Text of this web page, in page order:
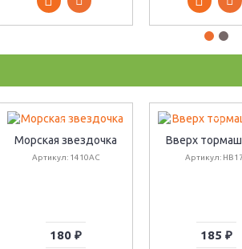
Морская звездочка
Артикул: 1410АС
180 ₽
Вверх
Артикул:
185 ₽